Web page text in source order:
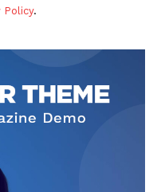
Policy.